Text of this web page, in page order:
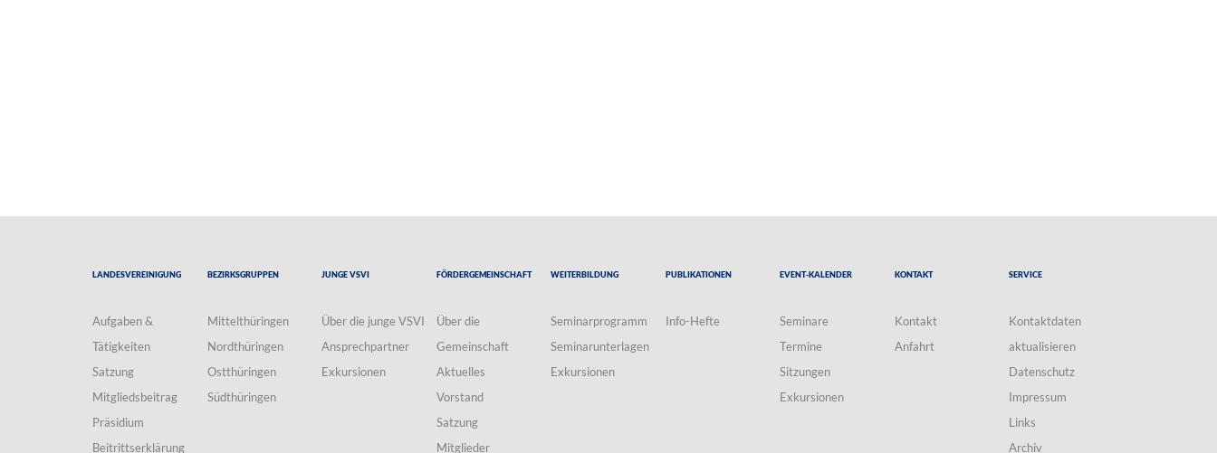
Landesvereinigung
Aufgaben &
Tätigkeiten
Satzung
Mitgliedsbeitrag
Präsidium
Beitrittserklärung
Bezirksgruppen
Mittelthüringen
Nordthüringen
Ostthüringen
Südthüringen
Junge VSVI
Über die junge VSVI
Ansprechpartner
Exkursionen
Fördergemeinschaft
Über die
Gemeinschaft
Aktuelles
Vorstand
Satzung
Mitglieder
Weiterbildung
Seminarprogramm
Seminarunterlagen
Exkursionen
Publikationen
Info-Hefte
Event-Kalender
Seminare
Termine
Sitzungen
Exkursionen
Kontakt
Kontakt
Anfahrt
Service
Kontaktdaten
aktualisieren
Datenschutz
Impressum
Links
Archiv